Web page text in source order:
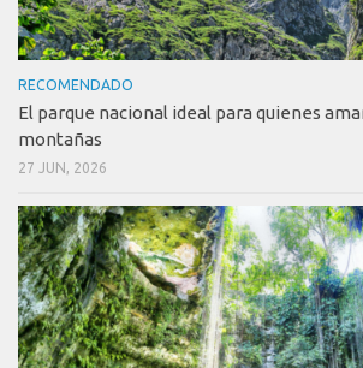
RECOMENDADO
El parque nacional ideal para quienes
montañas
27 JUN, 2026